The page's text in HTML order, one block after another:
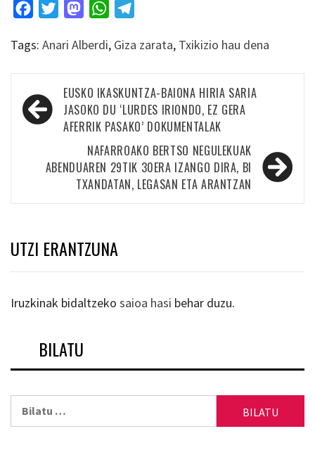
FacebookTwitterMastodonWhatsApp
Tags: Anari Alberdi, Giza zarata, Txikizio hau dena
Bidalketetan
zehar
nabigatu
EUSKO IKASKUNTZA-BAIONA HIRIA SARIA
JASOKO DU ‘LURDES IRIONDO, EZ GERA
AFERRIK PASAKO’ DOKUMENTALAK
NAFARROAKO BERTSO NEGULEKUAK
ABENDUAREN 29TIK 30ERA IZANGO DIRA, BI
TXANDATAN, LEGASAN ETA ARANTZAN
UTZI ERANTZUNA
Iruzkinak bidaltzeko saioa hasi behar duzu.
BILATU